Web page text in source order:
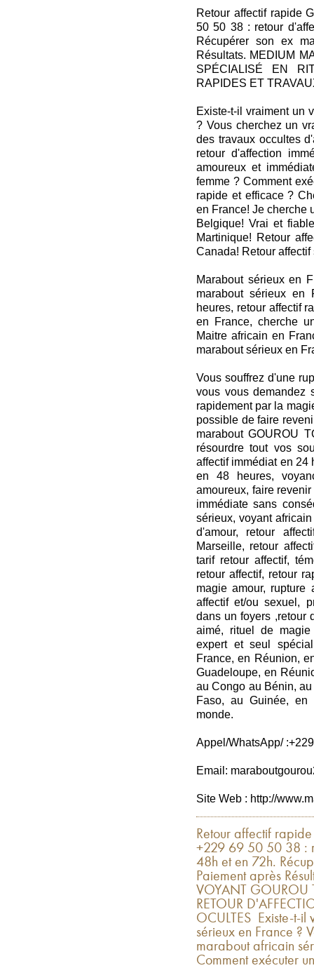
Retour affectif rapide
50 50 38 : retour
Récupérer son ex
Résultats. MEDIUM
SPÉCIALISÉ EN
RAPIDES ET
Existe-t-il vraiment un
? Vous cherchez un
des travaux occultes
retour d'affection
amoureux et
femme ? Comment
rapide et efficace ?
en France! Je cherche
Belgique! Vrai et
Martinique! Retour
Canada! Retour
Marabout sérieux en
marabout sérieux en
heures, retour affectif
en France, cherche
Maitre africain en
marabout sérieux en
Vous souffrez d'une
vous vous demandez
rapidement par la
possible de faire
marabout GOUROU
résourdre tout vos
affectif immédiat en 24
en 48 heures,
amoureux, faire
immédiate sans
sérieux, voyant
d'amour, retour
Marseille, retour
tarif retour affectif,
retour affectif, retour
magie amour, rupture
affectif et/ou sexuel,
dans un foyers ,retour
aimé, rituel de magie
expert et seul
France, en Réunion,
Guadeloupe, en
au Congo au Bénin,
Faso, au Guinée,
monde.
Appel/WhatsApp/
Email:
Site Web : http://
Retour affectif
+229 69 50 50 38 :
48h et en 72h.
Paiement après
VOYANT GOUROU
RETOUR
OCULTES Existe-t-il
sérieux en France ?
marabout africain
Comment exécuter